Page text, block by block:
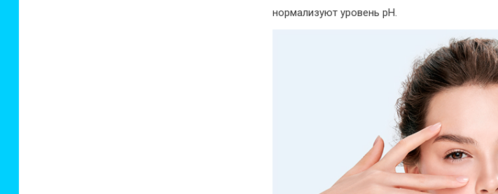
нормализуют уровень pH.